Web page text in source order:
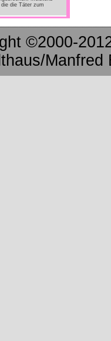
die Täter zum
©2000-
Manfred